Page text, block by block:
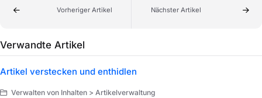
Vorheriger Artikel Nächster Artikel
Verwandte Artikel
Artikel verstecken und enthidlen
Verwalten von Inhalten > Artikelverwaltung